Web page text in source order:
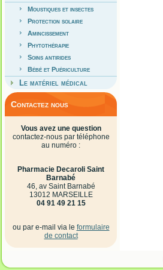
Moustiques et insectes
Protection solaire
Amincissement
Phytothérapie
Soins antirides
Bébé et Puériculture
Le matériel médical
Contactez nous
Vous avez une question
contactez-nous par téléphone
au numéro :
Pharmacie Decaroli Saint
Barnabé
46, av Saint Barnabé
13012 MARSEILLE
04 91 49 21 15
ou par e-mail via le formulaire
de contact